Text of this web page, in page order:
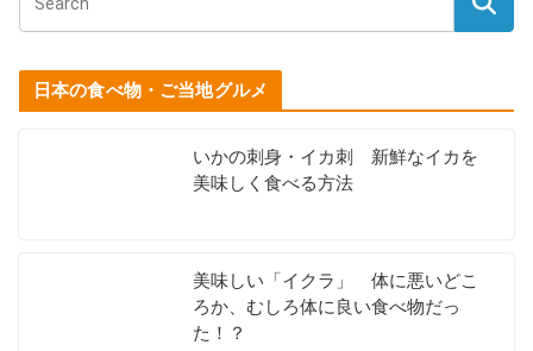
日本の食べ物・ご当地グルメ
いかの刺身・イカ刺 新鮮なイカを
美味しく食べる方法
美味しい「イクラ」 体に悪いどこ
ろか、むしろ体に良い食べ物だっ
た！？